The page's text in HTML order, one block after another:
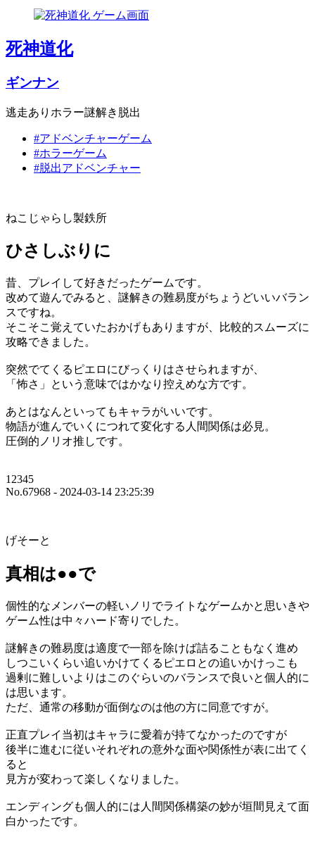
死神道化
ギンナン
逃走ありホラー謎解き脱出
#アドベンチャーゲーム
#ホラーゲーム
#脱出アドベンチャー
ねこじゃらし製鉄所
ひさしぶりに
昔、プレイして好きだったゲームです。
改めて遊んでみると、謎解きの難易度がちょうどいいバラン
スですね。
そこそこ覚えていたおかげもありますが、比較的スムーズに
攻略できました。
突然でてくるピエロにびっくりはさせられますが、
「怖さ」という意味ではかなり控えめな方です。
あとはなんといってもキャラがいいです。
物語が進んでいくにつれて変化する人間関係は必見。
圧倒的ノリオ推しです。
12345
No.67968 - 2024-03-14 23:25:39
げそーと
真相は●●で
個性的なメンバーの軽いノリでライトなゲームかと思いきや
ゲーム性は中々ハード寄りでした。
謎解きの難易度は適度で一部を除けば詰ることもなく進め
しつこいくらい追いかけてくるピエロとの追いかけっこも
過剰に難しいよりはこのぐらいのバランスで良いと個人的に
は思います。
ただ、通常の移動が面倒なのは他の方に同意ですが。
正直プレイ当初はキャラに愛着が持てなかったのですが
後半に進むに従いそれぞれの意外な面や関係性が表に出てく
ると
見方が変わって楽しくなりました。
エンディングも個人的には人間関係構築の妙が垣間見えて面
白かったです。